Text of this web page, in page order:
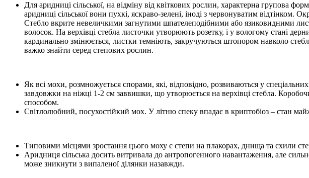
Для аридниці сільської, на відміну від квіткових рослин, характерна
аридниці сільської вони пухкі, яскраво-зелені, іноді з червонуватим
Стебло вкрите невеличкими загнутими шпателеподібними або язиковидними
волосок. На верхівці стебла листочки утворюють розетку, і у вологому стані
кардинально змінюється, листки темніють, закручуються штопором навколо
важко знайти серед степових рослин.
Як всі мохи, розмножується спорами, які, відповідно, розвиваються у
завдовжки на ніжці 1-2 см заввишки, що утворюється на верхівці стебла.
способом.
Світлолюбний, посухостійкий мох. У літню спеку впадає в криптобіоз – стан
Типовими місцями зростання цього моху є степи на плакорах, днища та схили
Аридниця сільська досить витривала до антропогенного навантаження, але
може зникнути з випаленої ділянки назавжди.